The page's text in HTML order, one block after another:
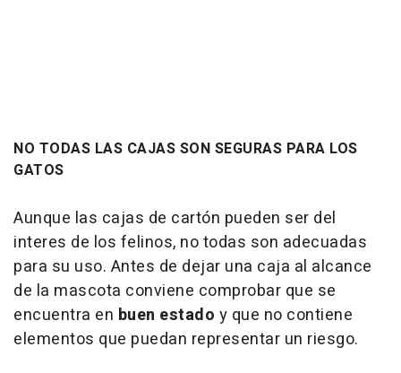
NO TODAS LAS CAJAS SON SEGURAS PARA LOS
GATOS
Aunque las cajas de cartón pueden ser del
interes de los felinos, no todas son adecuadas
para su uso. Antes de dejar una caja al alcance
de la mascota conviene comprobar que se
encuentra en buen estado y que no contiene
elementos que puedan representar un riesgo.